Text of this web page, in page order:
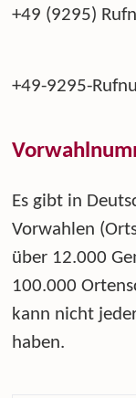
+49 (9295)
+49-9295-
Es gibt in
Vorwahlen
über 12.000
100.000
kann nicht
haben.